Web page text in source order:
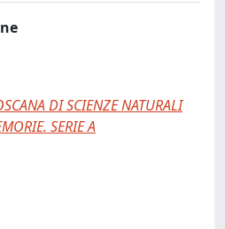
DI SCIENZE NATURALI
SERIE A